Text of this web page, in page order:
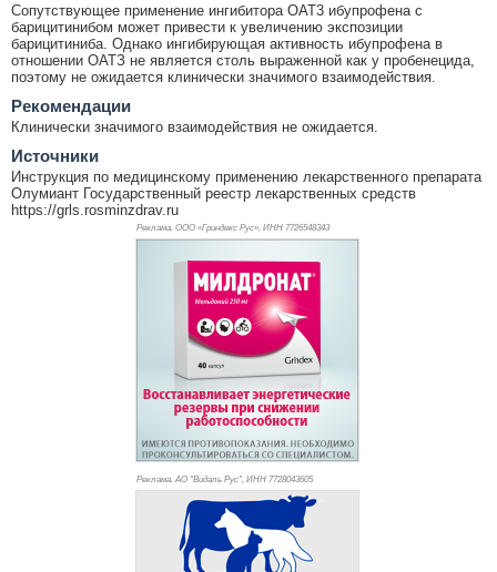
Сопутствующее применение ингибитора ОАТ3 ибупрофена с
барицитинибом может привести к увеличению экспозиции
барицитиниба. Однако ингибирующая активность ибупрофена в
отношении ОАТЗ не является столь выраженной как у пробенецида,
поэтому не ожидается клинически значимого взаимодействия.
Рекомендации
Клинически значимого взаимодействия не ожидается.
Источники
Инструкция по медицинскому применению лекарственного препарата
Олумиант Государственный реестр лекарственных средств
https://grls.rosminzdrav.ru
Реклама. ООО «Гриндекс Рус», ИНН 7726548343
Реклама. АО "Видаль Рус", ИНН 7728043605